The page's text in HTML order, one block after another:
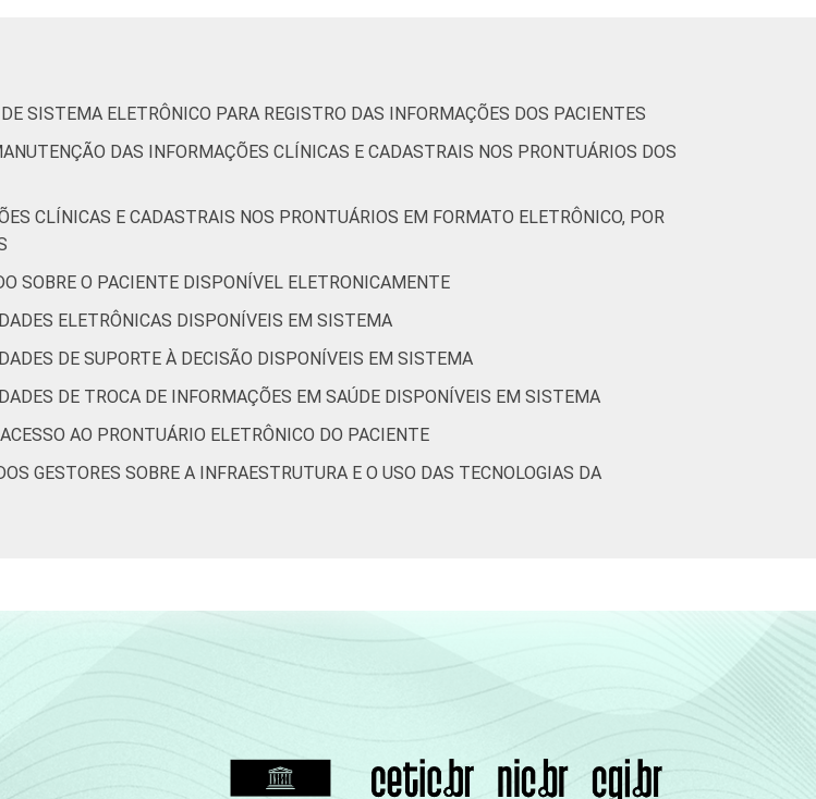
38 27 20
20
"Sim".
da Sociedade da Informação (Cetic.br), Pesquisa sobre o uso das
SISTEMA ELETRÔNICO PARA REGISTRO DAS INFORMAÇÕES DOS PACIENTES
DAS INFORMAÇÕES CLÍNICAS E CADASTRAIS NOS PRONTUÁRIOS DOS
CLÍNICAS E CADASTRAIS NOS PRONTUÁRIOS EM FORMATO ELETRÔNICO, POR
SOBRE O PACIENTE DISPONÍVEL ELETRONICAMENTE
ELETRÔNICAS DISPONÍVEIS EM SISTEMA
DE SUPORTE À DECISÃO DISPONÍVEIS EM SISTEMA
DE TROCA DE INFORMAÇÕES EM SAÚDE DISPONÍVEIS EM SISTEMA
AO PRONTUÁRIO ELETRÔNICO DO PACIENTE
GESTORES SOBRE A INFRAESTRUTURA E O USO DAS TECNOLOGIAS DA